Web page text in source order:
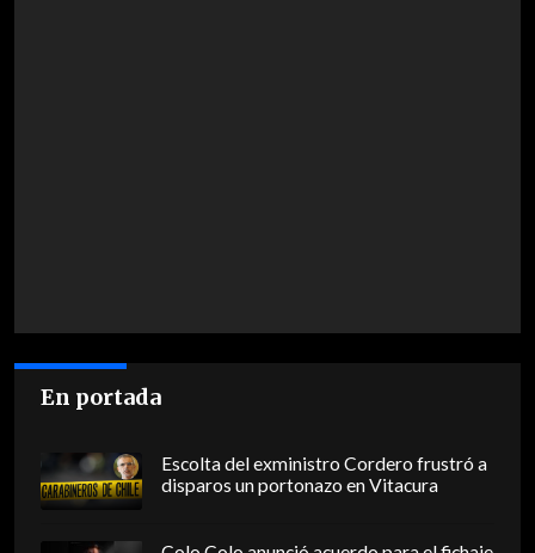
En portada
Escolta del exministro Cordero frustró a
disparos un portonazo en Vitacura